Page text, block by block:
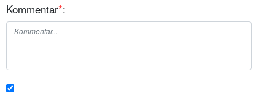
Kommentar*: